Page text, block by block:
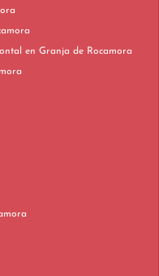
Rocamora
Derecho Inmobiliario y Propiedad Horizontal en Granja de Rocamora
Rocamora